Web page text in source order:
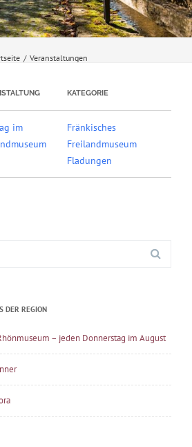
/ Veranstaltungen
KATEGORIE
im
Fränkisches
Freilandmuseum
Fladungen
DER REGION
– jeden Donnerstag im August